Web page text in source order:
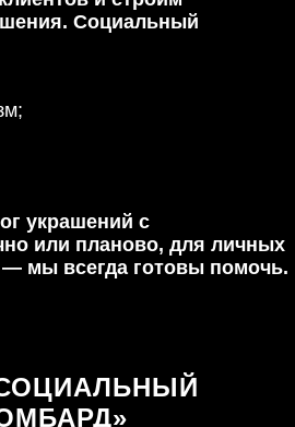
Социальный
украшений с
или планово, для личных
мы всегда готовы помочь.